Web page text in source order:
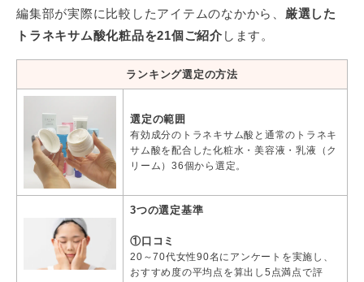
編集部が実際に比較したアイテムのなかから、 厳選した
トラネキサム酸化粧品を21個ご紹介 します。
ランキング選定の方法
選定の範囲
有効成分のトラネキサム酸と通常のトラネキ
サム酸を配合した化粧水・美容液・乳液（ク
リーム）36個から選定。
3つの選定基準
①口コミ
20～70代女性90名にアンケートを実施し、
おすすめ度の平均点を算出し5点満点で評